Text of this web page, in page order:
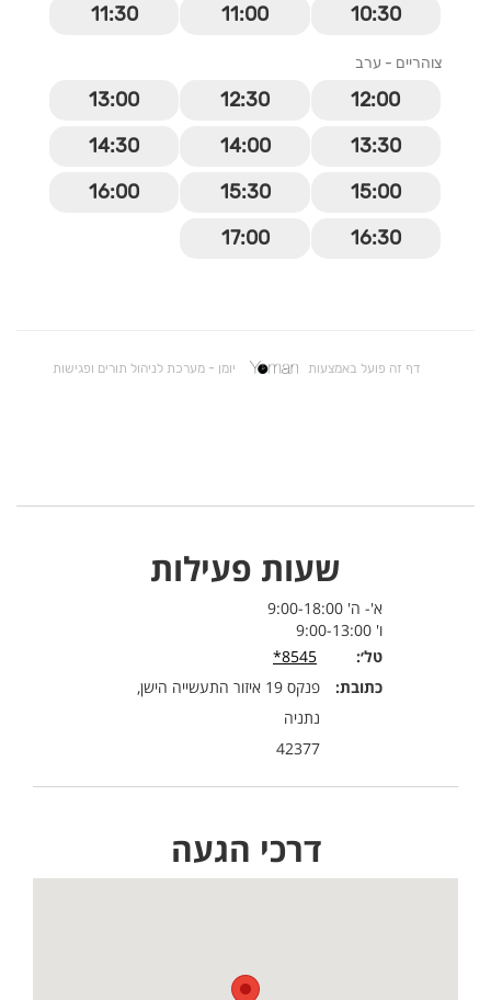
שעות פעילות
א'- ה' 9:00-18:00
ו' 9:00-13:00
טל׳:
8545*
כתובת:
פנקס 19 איזור התעשייה הישן,
נתניה
42377
דרכי הגעה